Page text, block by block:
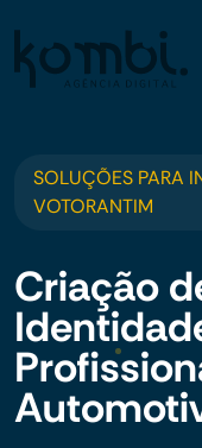
SOLUÇÕES PARA
VOTORANTIM
Criação